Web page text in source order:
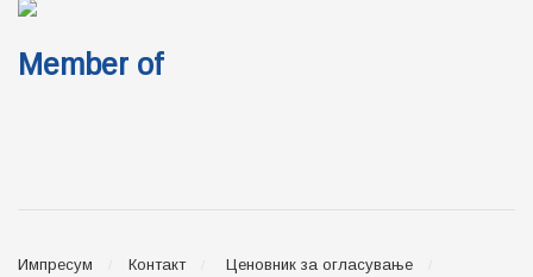
Member of
Импресум Контакт
Ценовник за огласување